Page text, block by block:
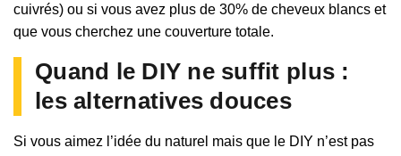
cuivrés) ou si vous avez plus de 30% de cheveux blancs et
que vous cherchez une couverture totale.
Quand le DIY ne suffit plus :
les alternatives douces
Si vous aimez l’idée du naturel mais que le DIY n’est pas